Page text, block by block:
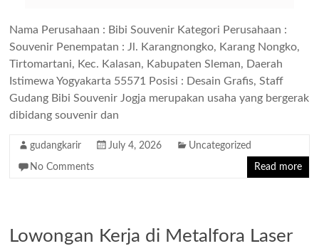
Nama Perusahaan : Bibi Souvenir Kategori Perusahaan :
Souvenir Penempatan : Jl. Karangnongko, Karang Nongko,
Tirtomartani, Kec. Kalasan, Kabupaten Sleman, Daerah
Istimewa Yogyakarta 55571 Posisi : Desain Grafis, Staff
Gudang Bibi Souvenir Jogja merupakan usaha yang bergerak
dibidang souvenir dan
gudangkarir July 4, 2026 Uncategorized
No Comments Read more
Lowongan Kerja di Metalfora Laser